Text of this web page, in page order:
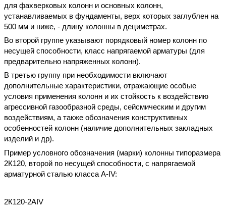
для фахверковых колонн и основных колонн,
устанавливаемых в фундаменты, верх которых заглублен на
500 мм и ниже, - длину колонны в дециметрах.
Во второй группе указывают порядковый номер колонн по
несущей способности, класс напрягаемой арматуры (для
предварительно напряженных колонн).
В третью группу при необходимости включают
дополнительные характеристики, отражающие особые
условия применения колонн и их стойкость к воздействию
агрессивной газообразной среды, сейсмическим и другим
воздействиям, а также обозначения конструктивных
особенностей колонн (наличие дополнительных закладных
изделий и др).
Пример условного обозначения (марки) колонны типоразмера
2К120, второй по несущей способности, с напрягаемой
арматурной сталью класса А-IV:
2К120-2АIV